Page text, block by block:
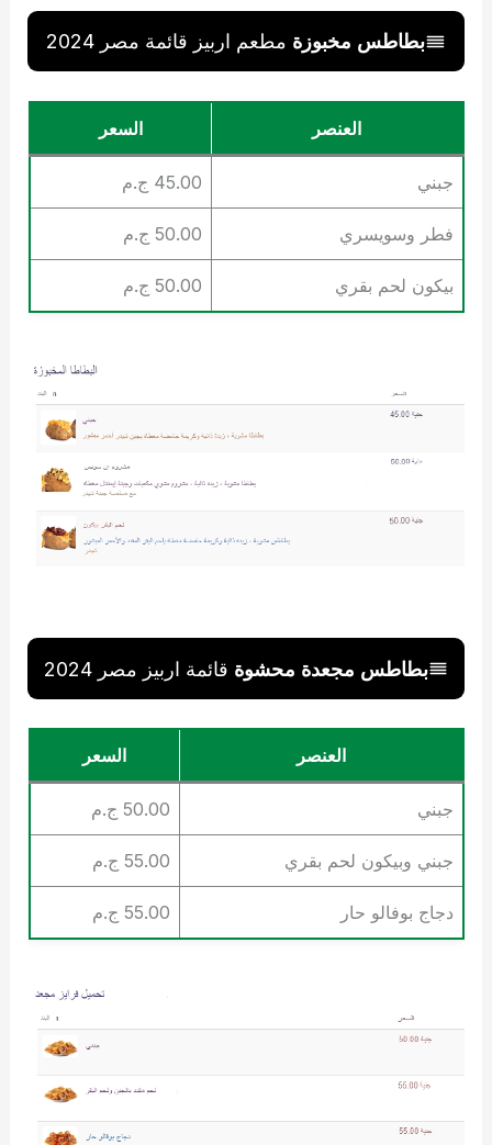
بطاطس مخبوزة مطعم اربيز قائمة مصر 2024
العنصر السعر
جبني 45.00 ج.م
فطر وسويسري 50.00 ج.م
بيكون لحم بقري 50.00 ج.م
بطاطس مجعدة محشوة قائمة اربيز مصر 2024
العنصر السعر
جبني 50.00 ج.م
جبني وبيكون لحم بقري 55.00 ج.م
دجاج بوفالو حار 55.00 ج.م